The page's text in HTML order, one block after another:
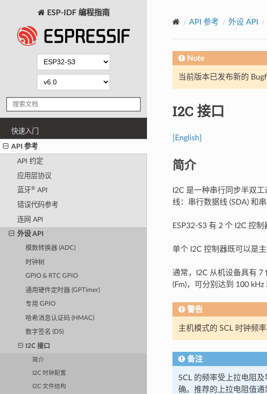
ESP-IDF 编程指南
快速入门
API 参考
API 约定
应用层协议
蓝牙®API
错误代码参考
连网 API
外设 API
模数转换器 (ADC)
时钟树
GPIO & RTC GPIO
通用硬件定时器 (GPTimer)
专用 GPIO
哈希消息认证码 (HMAC)
数字签名 (DS)
I2C 接口
简介
I2C 时钟配置
I2C 文件结构
API 参考 外设 API
Note
当前版本已发布新的
I2C 接口
[English]
简介
I2C 是一种串行同步半双
线：串行数据线 (SDA) 和
ESP32-S3 有 2 个 I2C 控
单个 I2C 控制器既可以是
通常，I2C 从机设备具有 7
(Fm)，可分别达到 100 kHz
警告
主机模式的 SCL 时钟频
备注
SCL 的频率受上拉电阻
确。推荐的上拉电阻值